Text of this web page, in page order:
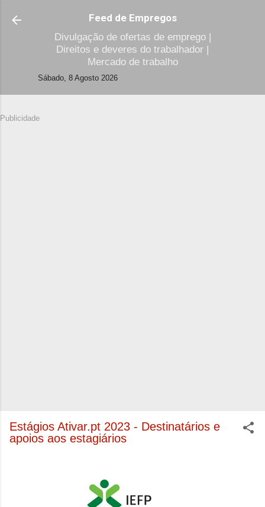
Avançar para o conteúdo principal
Feed de Empregos
Divulgação de ofertas de emprego |
Direitos e deveres do trabalhador |
Mercado de trabalho
Sábado, 8 Agosto 2026
Publicidade
Estágios Ativar.pt 2023 - Destinatários e
apoios aos estagiários